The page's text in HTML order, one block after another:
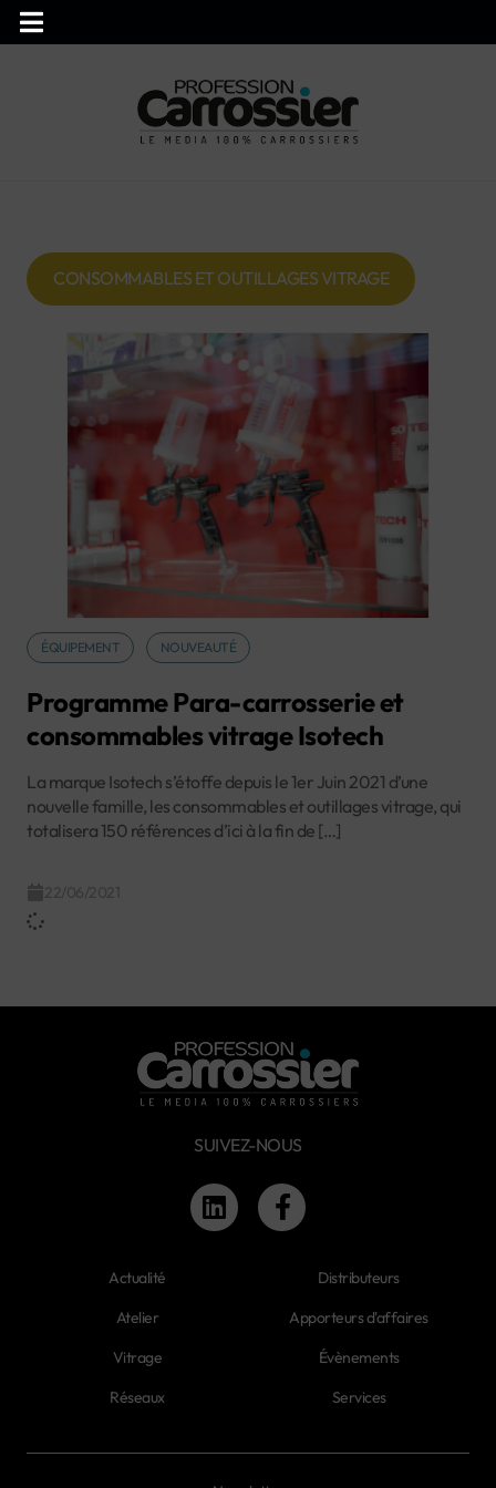
CONSOMMABLES ET OUTILLAGES VITRAGE
ÉQUIPEMENT NOUVEAUTÉ
Programme Para-carrosserie et
consommables vitrage Isotech
La marque Isotech s’étoffe depuis le 1er Juin 2021 d’une
nouvelle famille, les consommables et outillages vitrage, qui
totalisera 150 références d’ici à la fin de […]
SUIVEZ-NOUS
Actualité
Atelier
Vitrage
Réseaux
Distributeurs
Apporteurs d'affaires
Évènements
Services